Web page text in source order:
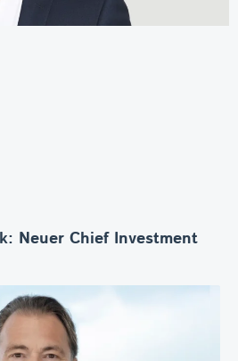
Neuer Chief Investment